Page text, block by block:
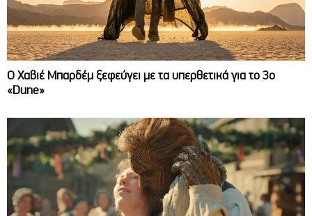
O Χαβιέ Μπαρδέμ ξεφεύγει με τα υπερθετικά για το 3ο
«Dune»